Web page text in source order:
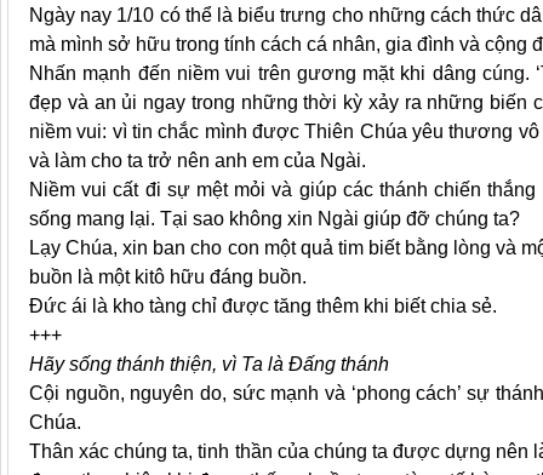
Ngày nay 1/10 có thể là biểu trưng cho những cách thức
mà mình sở hữu trong tính cách cá nhân, gia đình và cộng
Nhấn mạnh đến niềm vui trên gương mặt khi dâng cúng.
đẹp và an ủi ngay trong những thời kỳ xảy ra những biến
niềm vui: vì tin chắc mình được Thiên Chúa yêu thương
và làm cho ta trở nên anh em của Ngài.
Niềm vui cất đi sự mệt mỏi và giúp các thánh chiến
sống mang lại. Tại sao không xin Ngài giúp đỡ chúng ta?
Lạy Chúa, xin ban cho con một quả tim biết bằng lòng và
buồn là một kitô hữu đáng buồn.
Đức ái là kho tàng chỉ được tăng thêm khi biết chia sẻ.
+++
Hãy sống thánh thiện, vì Ta là Đấng thánh
Cội nguồn, nguyên do, sức mạnh và ‘phong cách’ sự
Chúa.
Thân xác chúng ta, tinh thần của chúng ta được dựng nên